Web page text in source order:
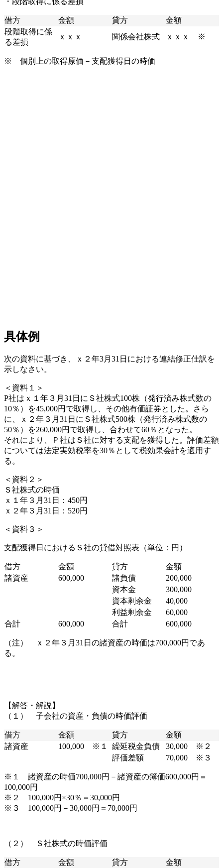
借方 金額 貸方
金額
段階取得に係
る差損
ｘｘｘ 関係会社株式 ｘｘｘ ※
※ 個別上の取得原価－支配獲得日の時価
具体例
次の資料に基づき、ｘ２年3月31日における連結修正仕訳を
示しなさい。
＜資料１＞
P社はｘ１年３月31日にＳ社株式100株（発行済み株式数の
10％）を45,000円で取得し、その他有価証券とした。さら
に、ｘ２年３月31日にＳ社株式500株（発行済み株式数の
50％）を260,000円で取得し、合わせて60％となった。
それにより、Ｐ社はＳ社に対する支配を獲得した。評価差額
については法定実効税率を30％として税効果会計を適用す
る。
＜資料２＞
Ｓ社株式の時価
ｘ１年３月31日：450円
ｘ２年３月31日：520円
＜資料３＞
支配獲得日におけるＳ社の貸借対照表（単位：円）
借方 金額 貸方
金額
諸資産
600,000 諸負債
200,000
資本金
300,000
資本剰余金
40,000
利益剰余金
60,000
合計
600,000 合計 600,000
（注） ｘ２年３月31日の諸資産の時価は700,000円であ
る。
【解答・解説】
（１） 子会社の資産・負債の時価評価
借方 金額 貸方
金額
諸資産
100,000 ※１ 繰延税金負債
30,000 ※２
評価差額
70,000 ※３
※１ 諸資産の時価700,000円－諸資産の簿価600,000円＝
100,000円
※２ 100,000円×30％＝30,000円
※３ 100,000円－30,000円＝70,000円
（２） Ｓ社株式の時価評価
借方 金額 貸方
金額